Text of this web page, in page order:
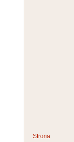
Strona